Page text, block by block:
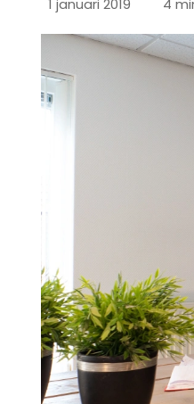
1 januari 2019 4